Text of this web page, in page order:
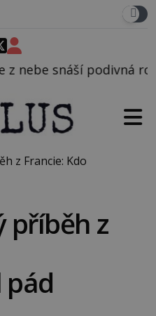
látka
z Francie: Kdo
příběh z
pád